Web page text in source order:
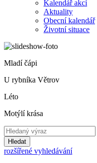
Kalendář akcí
Aktuality
Obecní kalendář
Životní situace
Mladí čápi
U rybníka Větrov
Léto
Motýlí krása
Hledat
rozšířené vyhledávání